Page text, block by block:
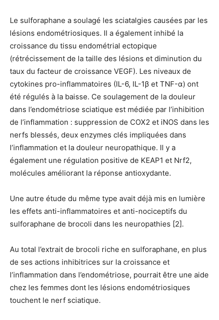
Le sulforaphane a soulagé les sciatalgies causées par les
lésions endométriosiques. Il a également inhibé la
croissance du tissu endométrial ectopique
(rétrécissement de la taille des lésions et diminution du
taux du facteur de croissance VEGF). Les niveaux de
cytokines pro-inflammatoires (IL-6, IL-1β et TNF-α) ont
été régulés à la baisse. Ce soulagement de la douleur
dans l’endométriose sciatique est médiée par l’inhibition
de l’inflammation : suppression de COX2 et iNOS dans les
nerfs blessés, deux enzymes clés impliquées dans
l’inflammation et la douleur neuropathique. Il y a
également une régulation positive de KEAP1 et Nrf2,
molécules améliorant la réponse antioxydante.
Une autre étude du même type avait déjà mis en lumière
les effets anti-inflammatoires et anti-nociceptifs du
sulforaphane de brocoli dans les neuropathies [2].
Au total l’extrait de brocoli riche en sulforaphane, en plus
de ses actions inhibitrices sur la croissance et
l’inflammation dans l’endométriose, pourrait être une aide
chez les femmes dont les lésions endométriosiques
touchent le nerf sciatique.